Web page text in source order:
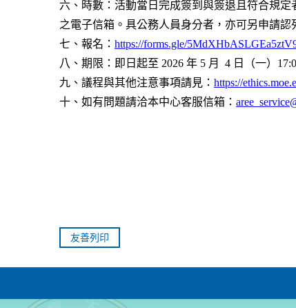
六、時數：活動當日完成簽到與簽退且符合規
之電子信箱。具公務人員身分者，亦可另申請認
七、報名： https://forms.gle/
八、期限：即日起至 2026 年 5 月 4 日（一）
九、議程與其他注意事項請見： https://
十、如有問題請洽本中心客服信箱：
友善列印